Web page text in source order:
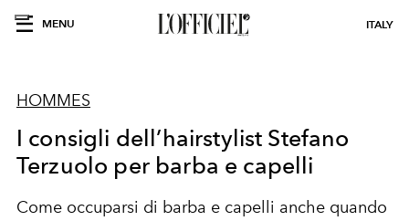
MENU ITALY
HOMMES
I consigli dell’hairstylist Stefano
Terzuolo per barba e capelli
Come occuparsi di barba e capelli anche quando